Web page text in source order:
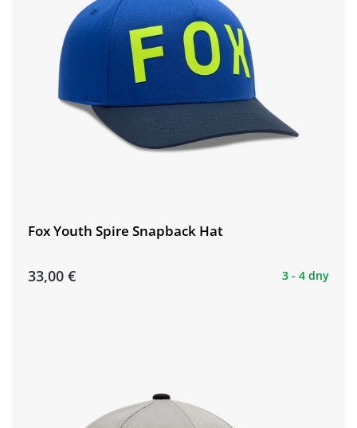
Fox Youth Spire Snapback Hat
33,00 € 3 - 4 dny